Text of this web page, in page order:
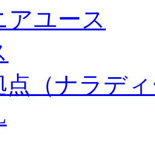
アユース
点（ナラデ